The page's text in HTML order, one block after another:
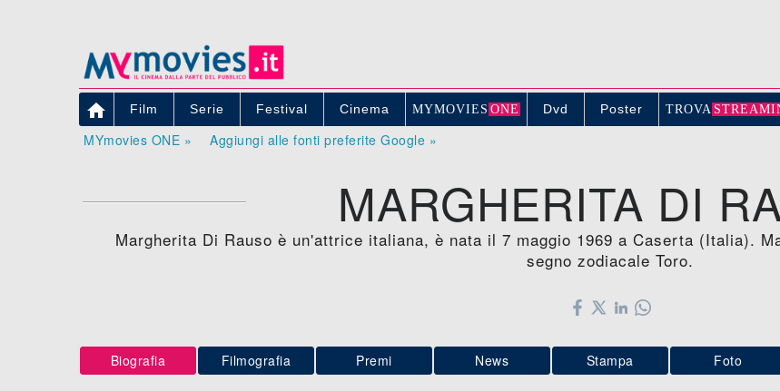
 Film Serie Festival Cinema MYMOVIE S ONE Dvd Poster TROVA
MYmovies ONE » Aggiungi alle fonti preferite Google »
MARGHERITA DI
Margherita Di Rauso è un'attrice italiana, è nata il 7 maggio 1969 a Caserta (Italia).
segno zodiacale Toro.
Biografia Filmografia Premi News Stampa Foto